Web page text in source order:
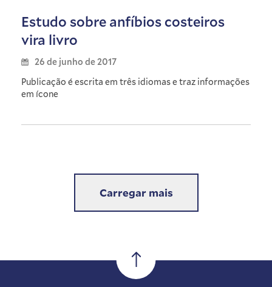
Estudo sobre anfíbios costeiros
vira livro
26 de junho de 2017
Publicação é escrita em três idiomas e traz informações
em ícone
Carregar mais